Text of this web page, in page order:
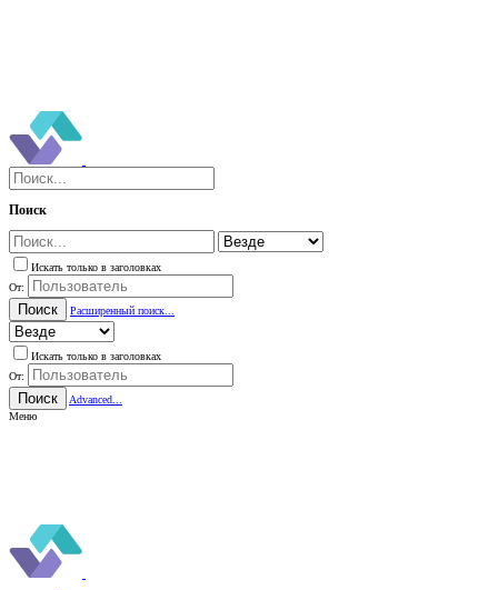
Поиск
Искать только в заголовках
От:
Поиск Расширенный поиск...
Искать только в заголовках
От:
Поиск
Advanced...
Меню